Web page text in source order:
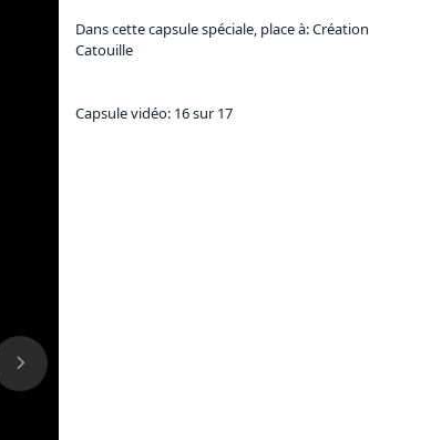
Dans cette capsule spéciale, place à: Création
Catouille
Capsule vidéo: 16 sur 17